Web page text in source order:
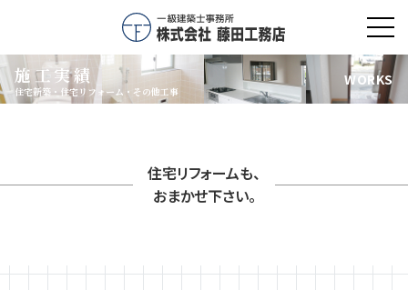
施工実績
住宅新築・住宅リフォーム・その他工事
WORKS
住宅リフォームも、
おまかせ下さい。